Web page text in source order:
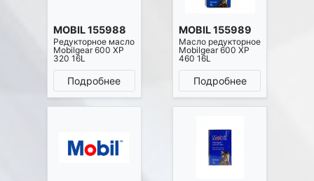
MOBIL 155988
Редукторное масло
Mobilgear 600 XP
320 16L
Подробнее
MOBIL 155989
Масло редукторное
Mobilgear 600 XP
460 16L
Подробнее